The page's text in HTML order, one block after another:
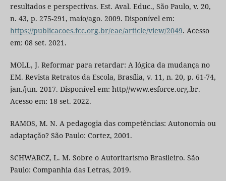
resultados e perspectivas. Est. Aval. Educ., São Paulo, v. 20,
n. 43, p. 275-291, maio/ago. 2009. Disponível em:
https://publicacoes.fcc.org.br/eae/article/view/2049. Acesso
em: 08 set. 2021.
MOLL, J. Reformar para retardar: A lógica da mudança no
EM. Revista Retratos da Escola, Brasília, v. 11, n. 20, p. 61-74,
jan./jun. 2017. Disponível em: http//www.esforce.org.br.
Acesso em: 18 set. 2022.
RAMOS, M. N. A pedagogia das competências: Autonomia ou
adaptação? São Paulo: Cortez, 2001.
SCHWARCZ, L. M. Sobre o Autoritarismo Brasileiro. São
Paulo: Companhia das Letras, 2019.